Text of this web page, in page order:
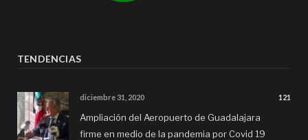
TENDENCIAS
diciembre 31, 2020 121
Ampliación del Aeropuerto de Guadalajara
firme en medio de la pandemia por Covid 19